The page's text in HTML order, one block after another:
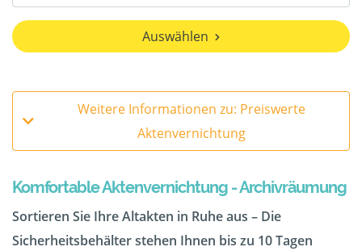
Auswählen
Weitere Informationen zu: Preiswerte
Aktenvernichtung
Komfortable Aktenvernichtung - Archivräumung
Sortieren Sie Ihre Altakten in Ruhe aus – Die
Sicherheitsbehälter stehen Ihnen bis zu 10 Tagen